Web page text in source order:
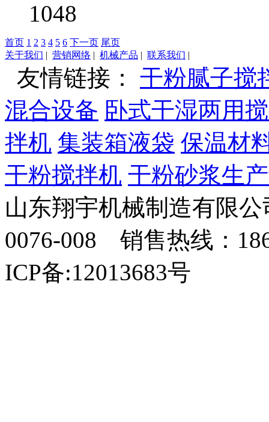
1048
首页 1 2 3 4 5 6 下一页 尾页
关于我们 | 营销网络 | 机械产品 | 联系我们 |
友情链接： 干粉腻子搅
混合设备 卧式干湿两用
拌机 集装箱液袋 保温材
干粉搅拌机 干粉砂浆生
山东翔宇机械制造有限
0076-008 销售热线：
ICP备:12013683号